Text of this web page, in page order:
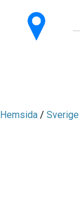
Hemsida / Sverige